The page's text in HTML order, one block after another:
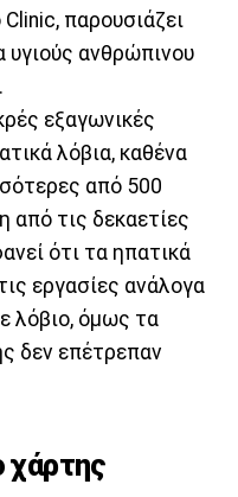
παρουσιάζει
υγιούς ανθρώπινου
εξαγωνικές
λόβια, καθένα
από 500
από τις δεκαετίες
ότι τα ηπατικά
εργασίες ανάλογα
λόβιο, όμως τα
δεν επέτρεπαν
χάρτης